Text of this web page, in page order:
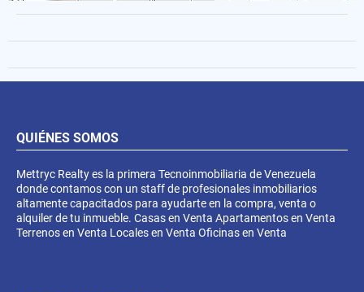
QUIÉNES SOMOS
Mettryc Realty es la primera Tecnoinmobiliaria de Venezuela
donde contamos con un staff de profesionales inmobiliarios
altamente capacitados para ayudarte en la compra, venta o
alquiler de tu inmueble. Casas en Venta Apartamentos en Venta
Terrenos en Venta Locales en Venta Oficinas en Venta